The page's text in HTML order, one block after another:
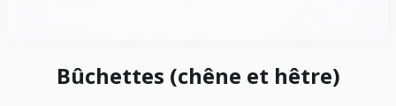
Bûchettes (chêne et hêtre)